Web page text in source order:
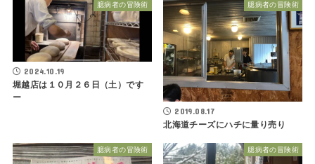
臆病者の冒険術
2024.10.19
堀越店は１０月２６日（土）です
ー
臆病者の冒険術
2019.08.17
北海道チーズにハチに量り売り
臆病者の冒険術 臆病者の冒険術